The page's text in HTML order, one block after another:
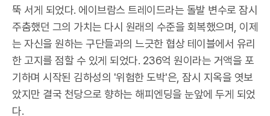
뚝 서게 되었다. 에이브람스 트레이드라는 돌발 변수로 잠시
주춤했던 그의 가치는 다시 원래의 수준을 회복했으며, 이제
는 자신을 원하는 구단들과의 느긋한 협상 테이블에서 유리
한 고지를 점할 수 있게 되었다. 236억 원이라는 거액을 포
기하며 시작된 김하성의 '위험한 도박'은, 잠시 지옥을 엿보
았지만 결국 천당으로 향하는 해피엔딩을 눈앞에 두게 되었
다.